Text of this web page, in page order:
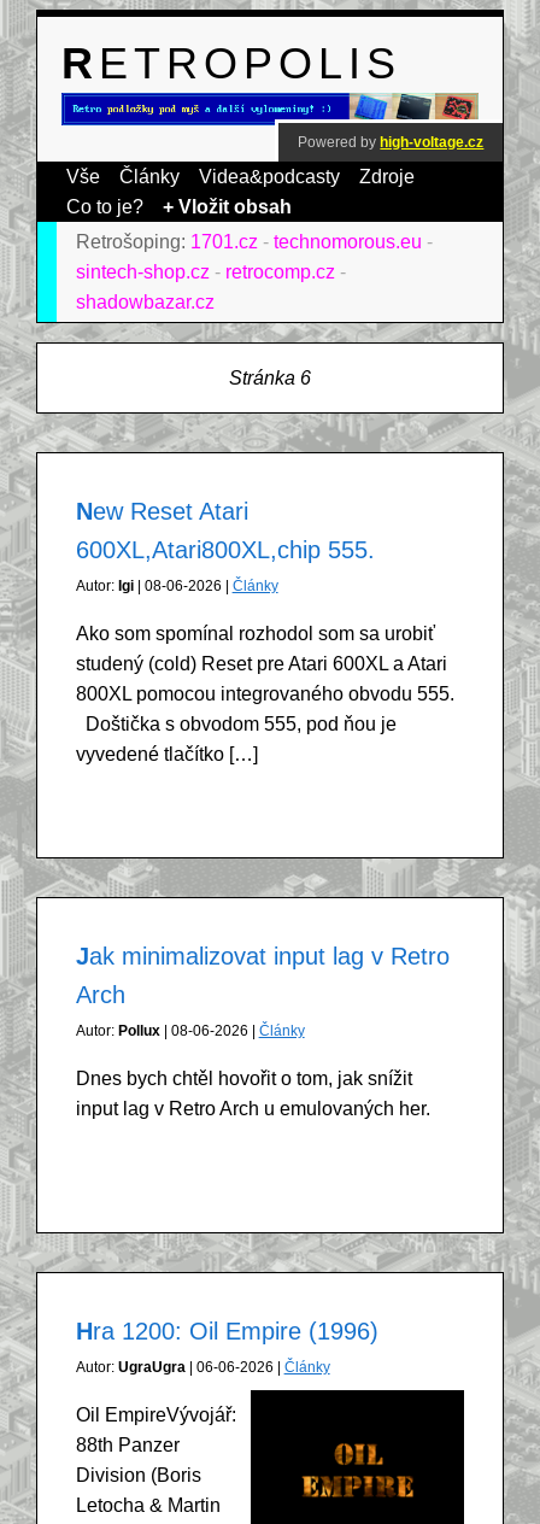
RETROPOLIS
Powered by high-voltage.cz
Vše Články Videa&podcasty
Zdroje
Co to je?
+ Vložit obsah
Retrošoping: 1701.cz - technomorous.eu -
sintech-shop.cz - retrocomp.cz -
shadowbazar.cz
Stránka 6
New Reset Atari
600XL,Atari800XL,chip 555.
Autor: Igi| 08-06-2026 | Články
Ako som spomínal rozhodol som sa urobiť
studený (cold) Reset pre Atari 600XL a Atari
800XL pomocou integrovaného obvodu 555.
Doštička s obvodom 555, pod ňou je
vyvedené tlačítko […]
Jak minimalizovat input lag v Retro
Arch
Autor: Pollux| 08-06-2026 | Články
Dnes bych chtěl hovořit o tom, jak snížit
input lag v Retro Arch u emulovaných her.
Hra 1200: Oil Empire (1996)
Autor: UgraUgra| 06-06-2026 | Články
Oil EmpireVývojář:
88th Panzer
Division (Boris
Letocha & Martin